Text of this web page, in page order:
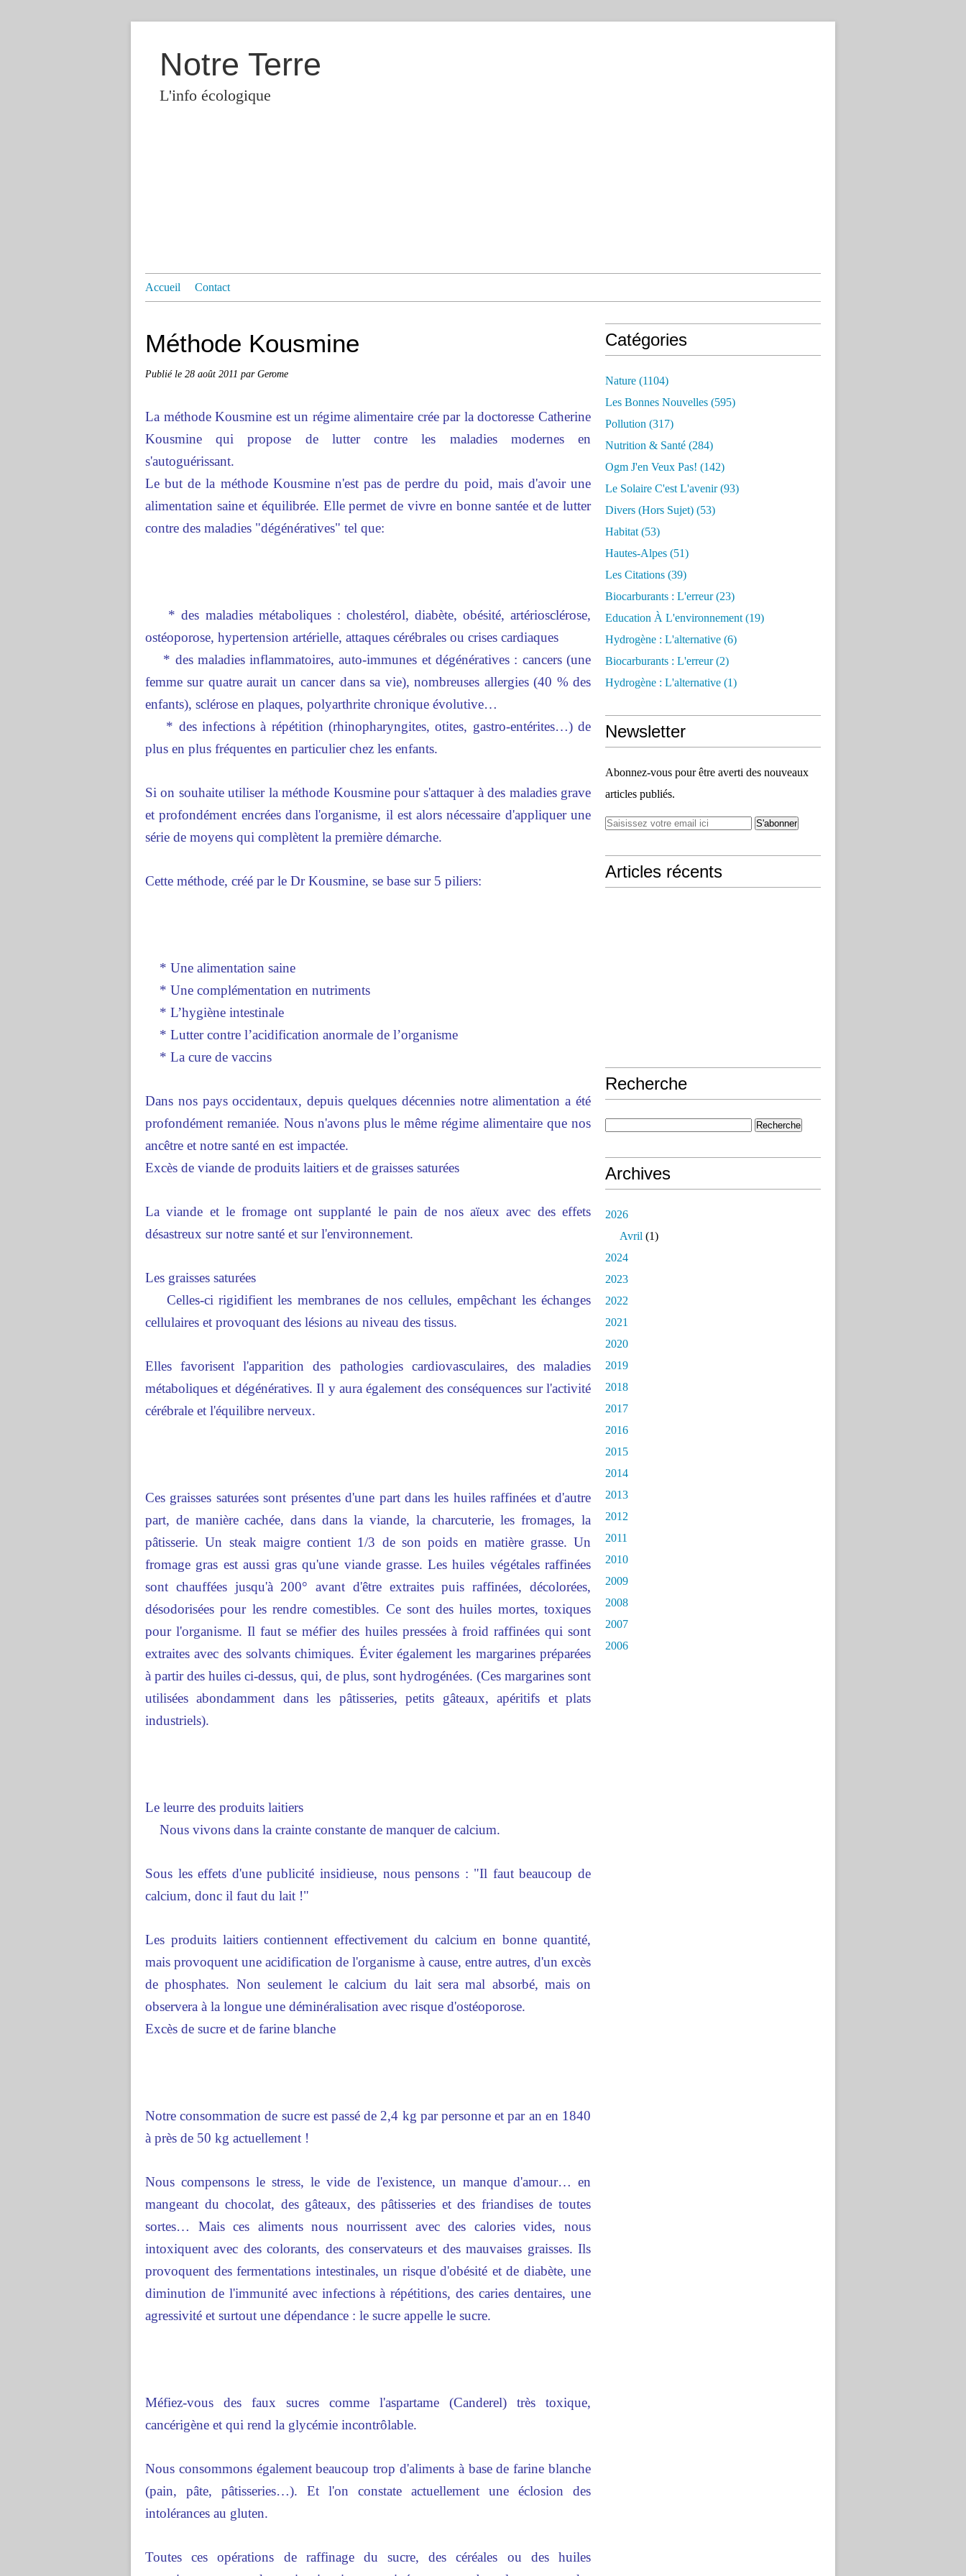
Notre Terre
L'info écologique
Accueil Contact
Méthode Kousmine
Publié le 28 août 2011 par Gerome
La méthode Kousmine est un régime alimentaire crée par la doctoresse Catherine
Kousmine qui propose de lutter contre les maladies modernes en
s'autoguérissant.
Le but de la méthode Kousmine n'est pas de perdre du poid, mais d'avoir une
alimentation saine et équilibrée. Elle permet de vivre en bonne santée et de lutter
contre des maladies "dégénératives" tel que:
* des maladies métaboliques : cholestérol, diabète, obésité, artériosclérose,
ostéoporose, hypertension artérielle, attaques cérébrales ou crises cardiaques
* des maladies inflammatoires, auto-immunes et dégénératives : cancers (une
femme sur quatre aurait un cancer dans sa vie), nombreuses allergies (40 % des
enfants), sclérose en plaques, polyarthrite chronique évolutive…
* des infections à répétition (rhinopharyngites, otites, gastro-entérites…) de
plus en plus fréquentes en particulier chez les enfants.
Si on souhaite utiliser la méthode Kousmine pour s'attaquer à des maladies grave
et profondément encrées dans l'organisme, il est alors nécessaire d'appliquer une
série de moyens qui complètent la première démarche.
Cette méthode, créé par le Dr Kousmine, se base sur 5 piliers:
* Une alimentation saine
* Une complémentation en nutriments
* L’hygiène intestinale
* Lutter contre l’acidification anormale de l’organisme
* La cure de vaccins
Dans nos pays occidentaux, depuis quelques décennies notre alimentation a été
profondément remaniée. Nous n'avons plus le même régime alimentaire que nos
ancêtre et notre santé en est impactée.
Excès de viande de produits laitiers et de graisses saturées
La viande et le fromage ont supplanté le pain de nos aïeux avec des effets
désastreux sur notre santé et sur l'environnement.
Les graisses saturées
Celles-ci rigidifient les membranes de nos cellules, empêchant les échanges
cellulaires et provoquant des lésions au niveau des tissus.
Elles favorisent l'apparition des pathologies cardiovasculaires, des maladies
métaboliques et dégénératives. Il y aura également des conséquences sur l'activité
cérébrale et l'équilibre nerveux.
Ces graisses saturées sont présentes d'une part dans les huiles raffinées et d'autre
part, de manière cachée, dans dans la viande, la charcuterie, les fromages, la
pâtisserie. Un steak maigre contient 1/3 de son poids en matière grasse. Un
fromage gras est aussi gras qu'une viande grasse. Les huiles végétales raffinées
sont chauffées jusqu'à 200° avant d'être extraites puis raffinées, décolorées,
désodorisées pour les rendre comestibles. Ce sont des huiles mortes, toxiques
pour l'organisme. Il faut se méfier des huiles pressées à froid raffinées qui sont
extraites avec des solvants chimiques. Éviter également les margarines préparées
à partir des huiles ci-dessus, qui, de plus, sont hydrogénées. (Ces margarines sont
utilisées abondamment dans les pâtisseries, petits gâteaux, apéritifs et plats
industriels).
Le leurre des produits laitiers
Nous vivons dans la crainte constante de manquer de calcium.
Sous les effets d'une publicité insidieuse, nous pensons : "Il faut beaucoup de
calcium, donc il faut du lait !"
Les produits laitiers contiennent effectivement du calcium en bonne quantité,
mais provoquent une acidification de l'organisme à cause, entre autres, d'un excès
de phosphates. Non seulement le calcium du lait sera mal absorbé, mais on
observera à la longue une déminéralisation avec risque d'ostéoporose.
Excès de sucre et de farine blanche
Notre consommation de sucre est passé de 2,4 kg par personne et par an en 1840
à près de 50 kg actuellement !
Nous compensons le stress, le vide de l'existence, un manque d'amour… en
mangeant du chocolat, des gâteaux, des pâtisseries et des friandises de toutes
sortes… Mais ces aliments nous nourrissent avec des calories vides, nous
intoxiquent avec des colorants, des conservateurs et des mauvaises graisses. Ils
provoquent des fermentations intestinales, un risque d'obésité et de diabète, une
diminution de l'immunité avec infections à répétitions, des caries dentaires, une
agressivité et surtout une dépendance : le sucre appelle le sucre.
Méfiez-vous des faux sucres comme l'aspartame (Canderel) très toxique,
cancérigène et qui rend la glycémie incontrôlable.
Nous consommons également beaucoup trop d'aliments à base de farine blanche
(pain, pâte, pâtisseries…). Et l'on constate actuellement une éclosion des
intolérances au gluten.
Toutes ces opérations de raffinage du sucre, des céréales ou des huiles
Catégories
Nature (1104)
Les Bonnes Nouvelles (595)
Pollution (317)
Nutrition & Santé (284)
Ogm J'en Veux Pas! (142)
Le Solaire C'est L'avenir(93)
Divers (hors Sujet) (53)
Habitat (53)
Hautes-Alpes (51)
Les Citations (39)
Biocarburants : L'erreur(23)
Education À L'environnement (19)
Hydrogène : L'alternative (6)
Biocarburants : L'erreur(2)
Hydrogène : L'alternative (1)
Newsletter
Abonnez-vous pour être averti des nouveaux
articles publiés.
Articles récents
Recherche
Archives
2026
Avril (1)
2024
2023
2022
2021
2020
2019
2018
2017
2016
2015
2014
2013
2012
2011
2010
2009
2008
2007
2006